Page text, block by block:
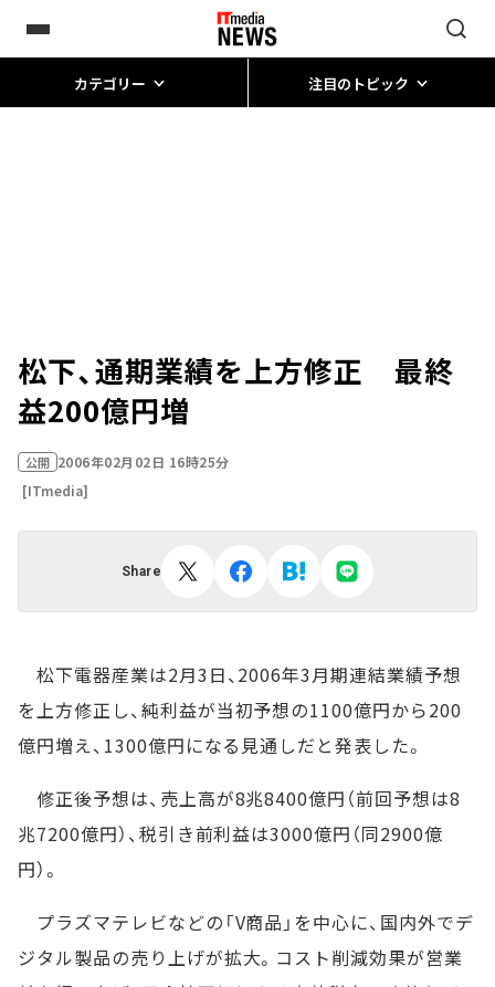
カテゴリー 注目のトピック
松下、通期業績を上方修正 最終
益200億円増
公開 2006年02月02日 16時25分
[ITmedia]
Share
松下電器産業は2月3日、2006年3月期連結業績予想
を上方修正し、純利益が当初予想の1100億円から200
億円増え、1300億円になる見通しだと発表した。
修正後予想は、売上高が8兆8400億円（前回予想は8
兆7200億円）、税引き前利益は3000億円（同2900億
円）。
プラズマテレビなどの「V商品」を中心に、国内外でデ
ジタル製品の売り上げが拡大。コスト削減効果が営業